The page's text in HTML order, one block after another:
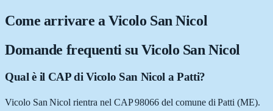
Come arrivare aVicolo San Nicol
Domande frequenti su Vicolo San Nicol
Qual è il CAP di Vicolo San Nicol a Patti?
Vicolo San Nicol rientra nel CAP 98066 del comune di Patti (ME).